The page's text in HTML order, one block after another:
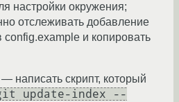
настройки окружения;
отслеживать добавление
и копировать
написать скрипт, который
update-index --